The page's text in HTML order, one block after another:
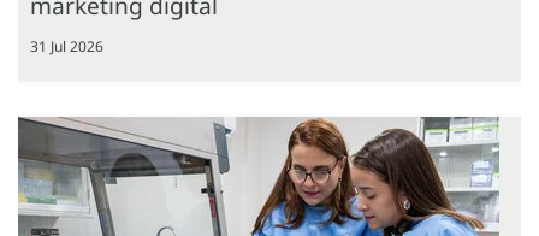
31 Jul 2026